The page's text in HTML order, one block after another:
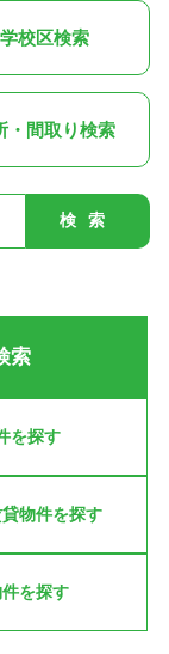
学校区検索
・間取り検索
検索
索
を探す
物件を探す
を探す